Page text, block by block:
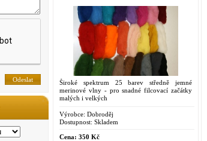
Široké spektrum 25 barev středně jemné
merinové vlny - pro snadné filcovací začátky
malých i velkých
Výrobce: Dobroděj
Dostupnost: Skladem
Cena: 350 Kč